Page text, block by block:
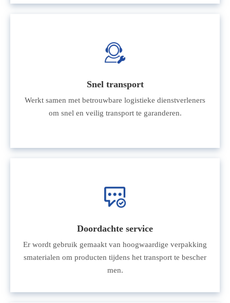
Snel transport
Werkt samen met betrouwbare logistieke dienstverleners
om snel en veilig transport te garanderen.
Doordachte service
Er wordt gebruik gemaakt van hoogwaardige verpakking
smaterialen om producten tijdens het transport te bescher
men.